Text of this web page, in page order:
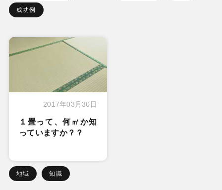
成功例
2017年03月30日
１畳って、何㎡か知
っていますか？？
地域 知識